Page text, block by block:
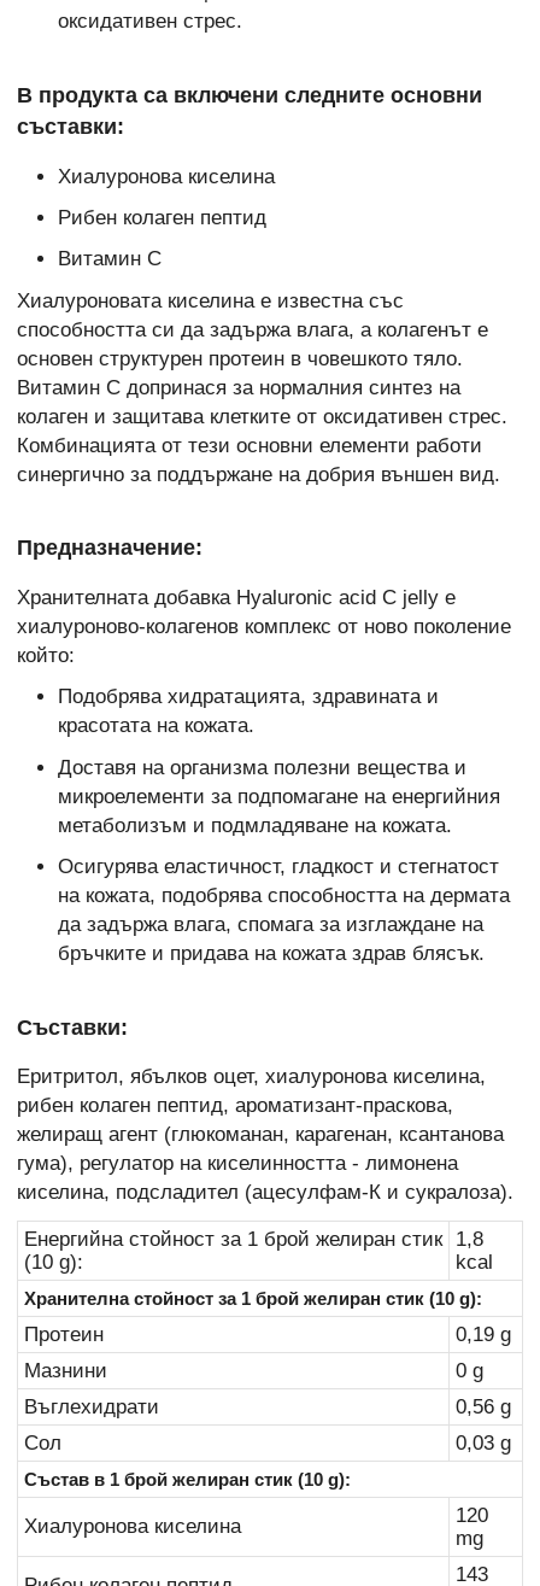
оксидативен стрес.
В продукта са включени следните основни
съставки:
Хиалуронова киселина
Рибен колаген пептид
Витамин C
Хиалуроновата киселина е известна със
способността си да задържа влага, а колагенът е
основен структурен протеин в човешкото тяло.
Витамин C допринася за нормалния синтез на
колаген и защитава клетките от оксидативен стрес.
Комбинацията от тези основни елементи работи
синергично за поддържане на добрия външен вид.
Предназначение:
Хранителната добавка Hyaluronic acid C jelly е
хиалуроново-колагенов комплекс от ново поколение
който:
Подобрява хидратацията, здравината и
красотата на кожата.
Доставя на организма полезни вещества и
микроелементи за подпомагане на енергийния
метаболизъм и подмладяване на кожата.
Осигурява еластичност, гладкост и стегнатост
на кожата, подобрява способността на дермата
да задържа влага, спомага за изглаждане на
бръчките и придава на кожата здрав блясък.
Съставки:
Еритритол, ябълков оцет, хиалуронова киселина,
рибен колаген пептид, ароматизант-праскова,
желиращ агент (глюкоманан, карагенан, ксантанова
гума), регулатор на киселинността - лимонена
киселина, подсладител (ацесулфам-К и сукралоза).
Енергийна стойност за 1 брой желиран стик
(10 g):
1,8
kcal
Хранителна стойност за 1 брой желиран стик (10 g):
Протеин
0,19 g
Мазнини
0 g
Въглехидрати
0,56 g
Сол
0,03 g
Състав в 1 брой желиран стик (10 g):
Хиалуронова киселина
120
mg
143